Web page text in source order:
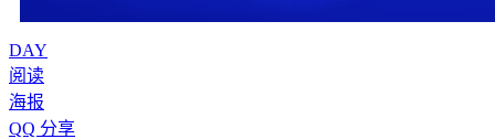
DAY
阅读
海报
QQ 分享